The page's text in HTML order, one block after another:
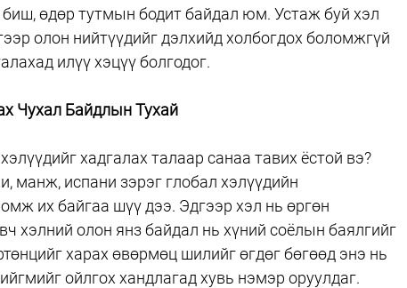
биш, өдөр тутмын бодит байдал юм. Устаж буй хэл
олон нийтүүдийг дэлхийд холбогдох боломжгүй
илүү хэцүү болгодог.
Чухал Байдлын Тухай
хадгалах талаар санаа тавих ёстой вэ?
манж, испани зэрэг глобал хэлүүдийн
их байгаа шүү дээ. Эдгээр хэл нь өргөн
хэлний олон янз байдал нь хүний соёлын баялгийг
харах өвөрмөц шилийг өгдөг бөгөөд энэ нь
ойлгох хандлагад хувь нэмэр оруулдаг.